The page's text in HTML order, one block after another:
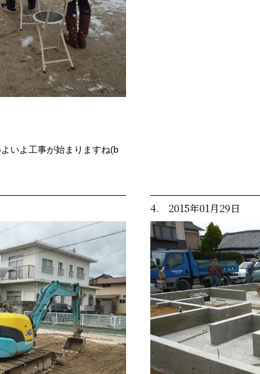
いよ工事が始まりますね(b
4. 2015年01月29日